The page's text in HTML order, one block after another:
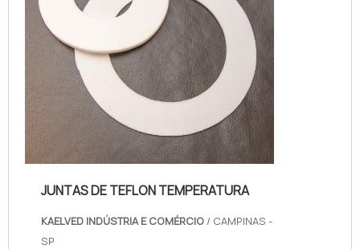
JUNTAS DE TEFLON TEMPERATURA
KAELVED INDÚSTRIA E COMÉRCIO / CAMPINAS -
SP